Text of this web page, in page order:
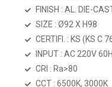
FINISH : AL. DIE-
SIZE : Ø92 X H98
CERTIFI. : KS (KS C
INPUT : AC 220V
CRI : Ra>80
CCT : 6500K, 3000K